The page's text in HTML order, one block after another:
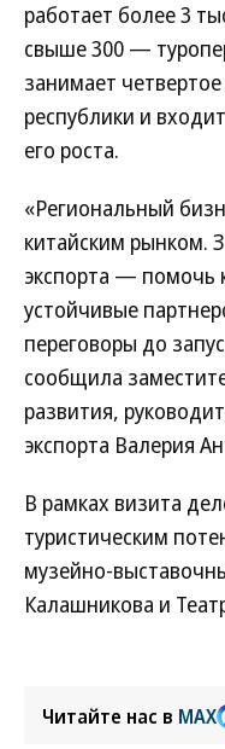
работает более 3
свыше 300 —
занимает
республики и
его роста.
«Региональный
китайским рынком.
экспорта — помочь
устойчивые
переговоры до
сообщила
развития,
экспорта Валерия
В рамках визита
туристическим
музейно-
Калашникова и
Читайте нас в MAX